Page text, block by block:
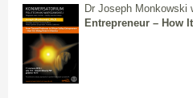
Dr Joseph Monkowski
Entrepreneur – How